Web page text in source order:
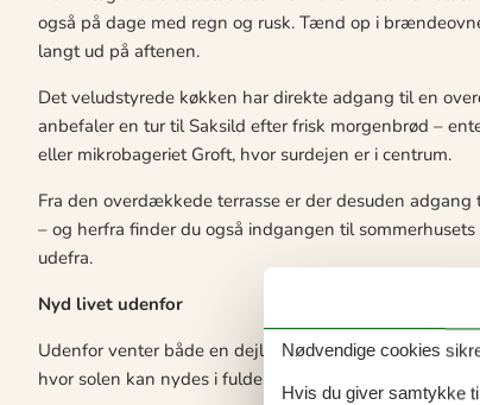
også på dage med regn og rusk. Tænd op i
langt ud på aftenen.
Det veludstyrede køkken har direkte adgang til en
anbefaler en tur til Saksild efter frisk morgenbrød –
eller mikrobageriet Groft, hvor surdejen er i centrum.
Fra den overdækkede terrasse er der desuden
– og herfra finder du også indgangen til
udefra.
Nyd livet udenfor
Udenfor venter både en dejlig overdækket terrasse –
hvor solen kan nydes i fulde drag. Her forsvinder
Nødvendige cookies
Hvis du giver samtykke